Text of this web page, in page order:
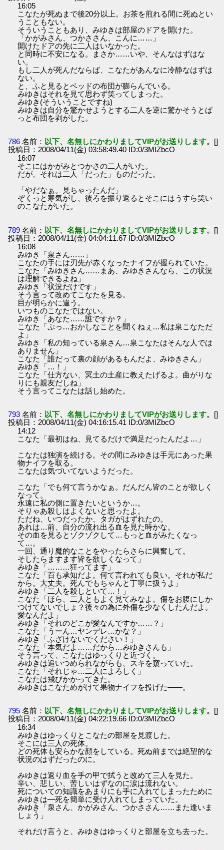
16:05
こなたが死ぬまで後20分以上。お茶を煎れる間に死ぬとい
うこともない。
そういうこともあり、みゆきは部屋のドアを開けた。
「かがみさん、つかささん、こんに……」
開けたドアの先に二人はいなかった。
と同時に不安になる。まさか……いや、そんなはずはな
い。
もし二人が死んだならば、こなたがあんなに冷静なはずは
ない。
と、ふと見るとベッドの布団が膨らんでいる。
みゆきはそれを見て思わず笑ってしまった。
みゆき(そういうことですね)
みゆきは自分を驚かせようとする二人を逆に驚かそうとぱ
っと布団を剥がした。
786 名前： 以下、名無しにかわりましてVIPがお送りします。 []
投稿日：2008/04/11(金) 03:58:49.40 ID:0/3MIZbcO
16:07
そこにはかがみとつかさの二人がいた。
だが、それは二人「だった」ものだった。
「やだなぁ。見ちゃったんだ」
ぞくっと寒気がし、後ろを振り返るとそこにはうすら笑い
のこなたがいた。
789 名前： 以下、名無しにかわりましてVIPがお送りします。 []
投稿日：2008/04/11(金) 04:04:11.67 ID:0/3MIZbcO
16:08
みゆき「泉さん……」
こなたの手には刃先が赤くなったナイフが握られていた。
こなた「みゆきさん……まあ、みゆきさんなら、この状況
は理解できるよね」
みゆき「状況だけです」
そう言って改めてこなたを見る。
目が明らかに違う。
いつものこなたではない。
みゆき「あなた……誰ですか？」
こなた「ぷっ…おかしなことを聞くねぇ…私は泉こなただ
よ」
みゆき「私の知っている泉さん…泉こなたはそんな人では
ありません」
こなた「誰だって裏の顔があるもんだよ、みゆきさん」
みゆき「…！」
こなた「仕方ない、冥土の土産に教えたげるよ。曲がりな
りにも親友だしね」
そう言ってこなたは話し始めた。
793 名前： 以下、名無しにかわりましてVIPがお送りします。 []
投稿日：2008/04/11(金) 04:16:15.41 ID:0/3MIZbcO
14:12
こなた「最初はね、見てるだけで満足だったんだよ…」
こなたは独演を続ける。その間にみゆきは手元にあった果
物ナイフを取る。
こなたは気づいてないようだった。
こなた「でも何て言うかなぁ。だんだん皆のことが欲しく
なって。
永遠に私の側に置きたいというか…。
そりゃあ殺しはよくないと思ったよ。
ただね、いつだったか、タガがはずれたの。
あれは…前、自分の流れ出る血を見た時かな。
その血を見るとゾクゾクして…もっと血がみたくなっ
て…。
一回、通り魔的なことをやったらさらに興奮して。
そしたらますます皆を欲しくなって」
みゆき「………狂ってます」
こなた「百も承知だよ。何て言われても良い。それが私だ
から。大丈夫。死んでもちゃんと丁寧に扱うよ」
みゆき「二人を殺しといて…！」
こなた「ほら、二人ともよく見てみなよ。傷をお腹にしか
つけてないでしょ？後々の為に外傷を少なくしたんだよ。
愛なんだよ」
みゆき「それのどこが愛なんですか……？」
こなた「うーん…ヤンデレ…かな？」
みゆき「ふざけないでください！」
こなた「本気だよ……だから…みゆきさんも」
そう言って、こなたはゆっくりと近づく。
みゆきは追いつめられながらも、スキを窺っていた。
こなた「それじゃ…二人によろしく」
こなたは飛びかかってきた。
みゆきはこなためがけて果物ナイフを投げた――。
795 名前： 以下、名無しにかわりましてVIPがお送りします。 []
投稿日：2008/04/11(金) 04:22:19.66 ID:0/3MIZbcO
16:34
みゆきはゆっくりとこなたの部屋を見渡した。
そこには三人の死体。
どの死体も安らかな顔をしている。死ぬ前までは絶望的な
状況のはずだったのに。
みゆきは返り血を手の甲で拭うと改めて三人を見た。
辛い、悲しい、苦しいはずなのに涙は流れない。
死についての知識をあまりにも手に入れてしまったために
みゆきは―死を簡単に受け入れてしまっていた。
みゆき「泉さん、かがみさん、つかささん……また逢いま
しょう」
それだけ言うと、みゆきはゆっくりと部屋を立ち去った。